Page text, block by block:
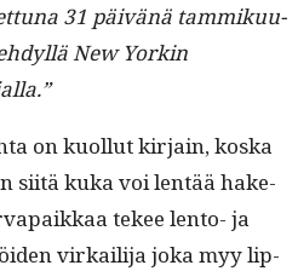
31 päivänä tam­miku­u­
New Yorkin
on kuol­lut kir­jain, kos­ka
siitä kuka voi lentää hake­
tekee lento- ja
virkail­i­ja joka myy lip­